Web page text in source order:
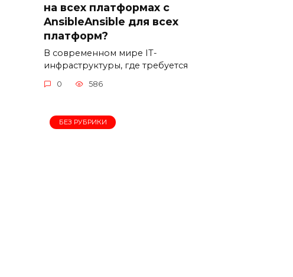
на всех платформах с
AnsibleAnsible для всех
платформ?
В современном мире IT-
инфраструктуры, где требуется
0 586
БЕЗ РУБРИКИ